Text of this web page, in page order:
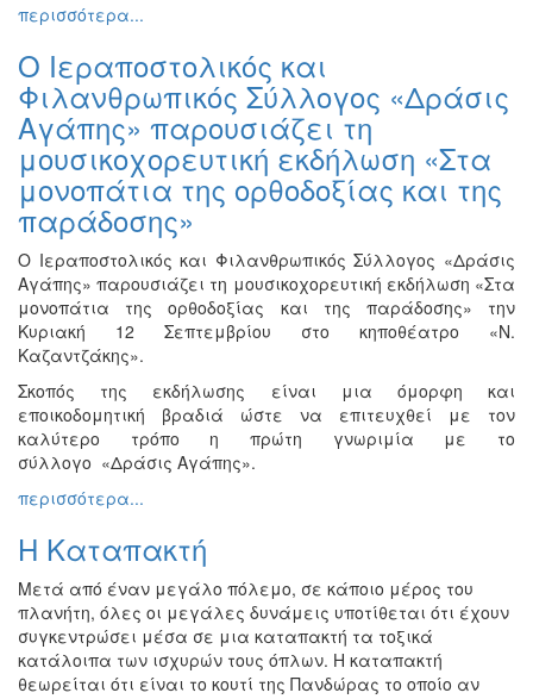
περισσότερα...
Ο Ιεραποστολικός και
Φιλανθρωπικός Σύλλογος «Δράσις
Αγάπης» παρουσιάζει τη
μουσικοχορευτική εκδήλωση «Στα
μονοπάτια της ορθοδοξίας και της
παράδοσης»
Ο Ιεραποστολικός και Φιλανθρωπικός Σύλλογος «Δράσις
Αγάπης» παρουσιάζει τη μουσικοχορευτική εκδήλωση «Στα
μονοπάτια της ορθοδοξίας και της παράδοσης» την
Κυριακή 12 Σεπτεμβρίου στο κηποθέατρο «Ν.
Καζαντζάκης».
Σκοπός της εκδήλωσης είναι μια όμορφη και
εποικοδομητική βραδιά ώστε να επιτευχθεί με τον
καλύτερο τρόπο η πρώτη γνωριμία με το
σύλλογο «Δράσις Αγάπης».
περισσότερα...
Η Καταπακτή
Μετά από έναν μεγάλο πόλεμο, σε κάποιο μέρος του
πλανήτη, όλες οι μεγάλες δυνάμεις υποτίθεται ότι έχουν
συγκεντρώσει μέσα σε μια καταπακτή τα τοξικά
κατάλοιπα των ισχυρών τους όπλων. Η καταπακτή
θεωρείται ότι είναι το κουτί της Πανδώρας το οποίο αν